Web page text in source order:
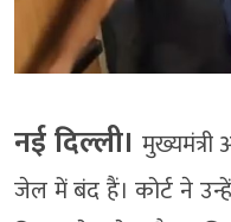
नई दिल्ली।
जेल में बंद हैं। कोर्ट ने